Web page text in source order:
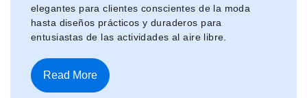
elegantes para clientes conscientes de la moda
hasta diseños prácticos y duraderos para
entusiastas de las actividades al aire libre.
Read More